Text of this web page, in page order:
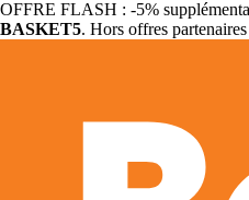
OFFRE FLASH : -5%
BASKET5. Hors offres partenaires